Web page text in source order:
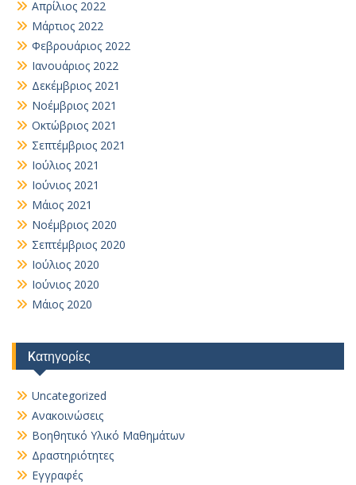
Απρίλιος 2022
Μάρτιος 2022
Φεβρουάριος 2022
Ιανουάριος 2022
Δεκέμβριος 2021
Νοέμβριος 2021
Οκτώβριος 2021
Σεπτέμβριος 2021
Ιούλιος 2021
Ιούνιος 2021
Μάιος 2021
Νοέμβριος 2020
Σεπτέμβριος 2020
Ιούλιος 2020
Ιούνιος 2020
Μάιος 2020
Kατηγορίες
Uncategorized
Ανακοινώσεις
Βοηθητικό Yλικό Mαθημάτων
Δραστηριότητες
Εγγραφές